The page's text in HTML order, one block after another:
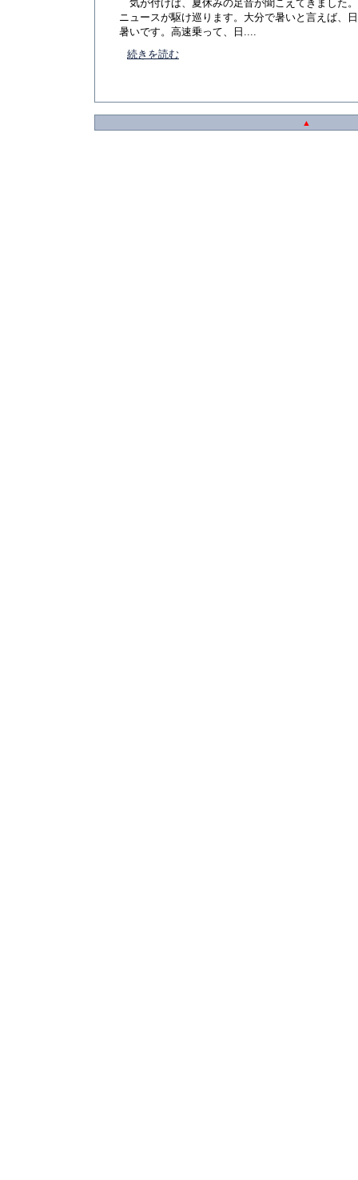
気が付けば、夏休みの足音が聞こえてきました
ニュースが駆け巡ります。大分で暑いと言えば、
暑いです。高速乗って、日....
続きを読む
▲